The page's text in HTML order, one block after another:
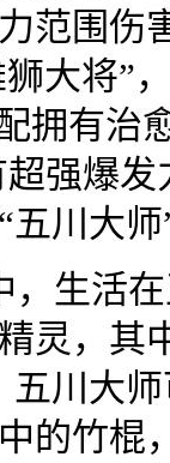
范围伤
大将”
拥有治
强爆
五川大
，生活
灵，其
五川大
的竹棍